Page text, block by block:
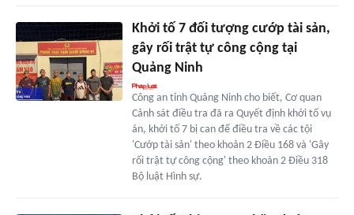
Khởi tố 7 đối tượng cướp tài sản,
gây rối trật tự công cộng tại
Quảng Ninh
Công an tỉnh Quảng Ninh cho biết, Cơ quan
Cảnh sát điều tra đã ra Quyết định khởi tố vụ
án, khởi tố 7 bị can để điều tra về các tội
'Cướp tài sản' theo khoản 2 Điều 168 và 'Gây
rối trật tự công cộng' theo khoản 2 Điều 318
Bộ luật Hình sự.